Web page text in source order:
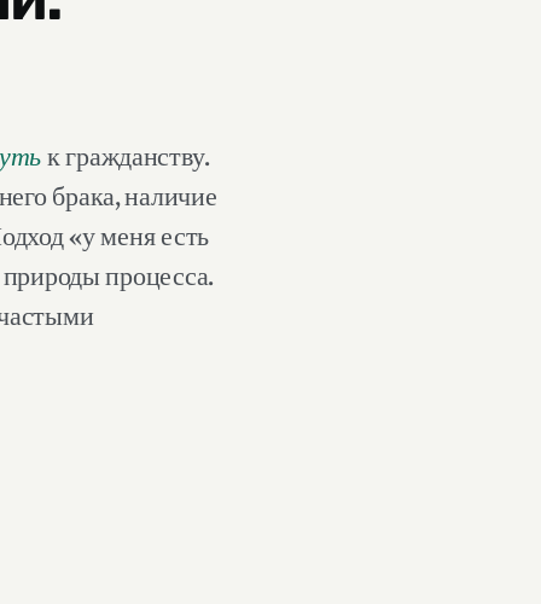
к гражданству.
брака, наличие
«у меня есть
процесса.